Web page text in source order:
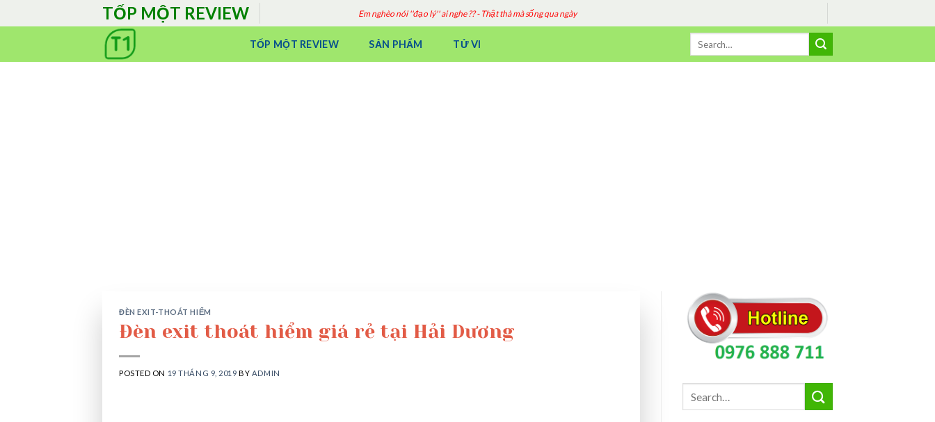
to
TỐP MỘT REVIEW Em nghèo nói ''đạo lý'' ai nghe ?? - Thật thà mà sống qua ngày
TỐP MỘT REVIEW SẢN PHẨM TỬ VI
ĐÈN EXIT-THOÁT HIỂM
Đèn exit thoát hiểm giá rẻ tại Hải Dương
POSTED ON 19 THÁNG 9, 2019 BY ADMIN